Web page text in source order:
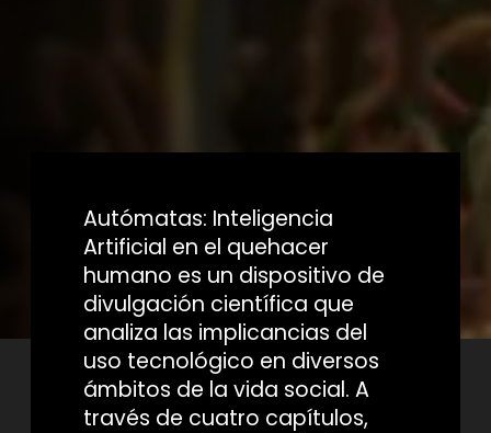
Autómatas: Inteligencia
Artificial en el quehacer
humano es un dispositivo de
divulgación científica que
analiza las implicancias del
uso tecnológico en diversos
ámbitos de la vida social. A
través de cuatro capítulos,